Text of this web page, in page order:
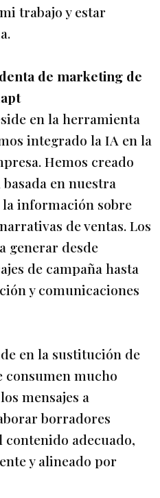
trabajo y estar
de marketing de
en la herramienta
integrado la IA en la
Hemos creado
en nuestra
información sobre
de ventas. Los
generar desde
de campaña hasta
y comunicaciones
en la sustitución de
consumen mucho
mensajes a
borradores
adecuado,
y alineado por